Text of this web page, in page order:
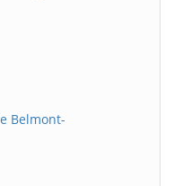
Belmont-